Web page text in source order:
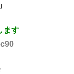
ます